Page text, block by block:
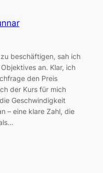
beschäftigen, sah ich
an. Klar, ich
den Preis
der Kurs für mich
Geschwindigkeit
– eine klare Zahl, die